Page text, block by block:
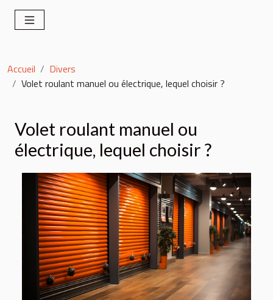
Accueil
Divers
Volet roulant manuel ou électrique, lequel choisir ?
Volet roulant manuel ou
électrique, lequel choisir ?